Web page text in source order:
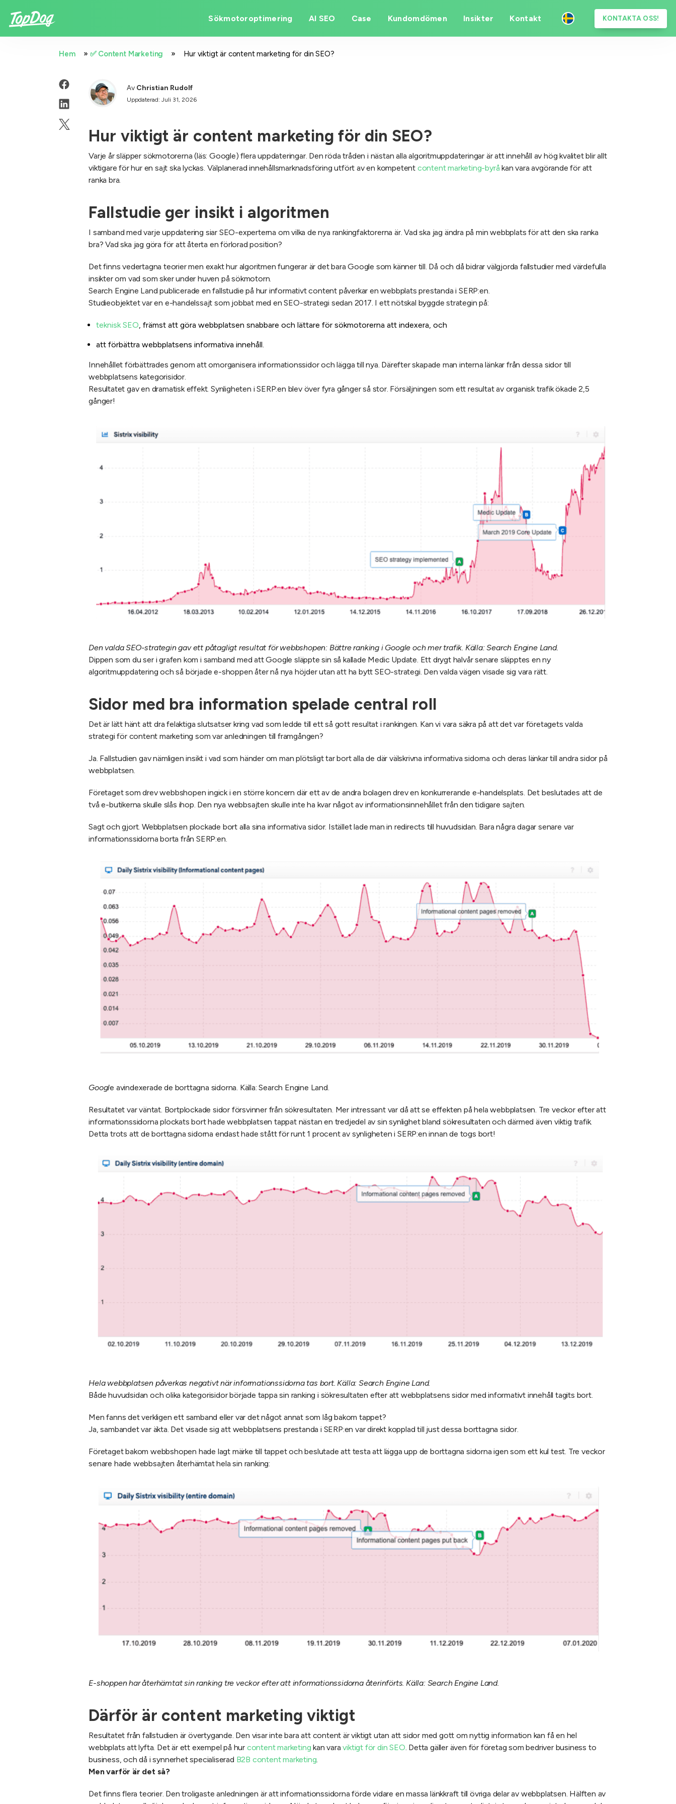
Sökmotoroptimering AI SEO Case Kundomdömen Insikter Kontakt KONTAKTA OSS!
Hem » ✅ Content Marketing » Hur viktigt är content marketing för din SEO?
Av Christian Rudolf
Uppdaterad: Juli 31, 2026
Hur viktigt är content marketing för din SEO?
Varje år släpper sökmotorerna (läs: Google) flera uppdateringar. Den röda tråden i nästan alla algoritmuppdateringar är att innehåll av hög kvalitet blir allt
viktigare för hur en sajt ska lyckas. Välplanerad innehållsmarknadsföring utfört av en kompetent content marketing-byrå kan vara avgörande för att
ranka bra.
Fallstudie ger insikt i algoritmen
I samband med varje uppdatering siar SEO-experterna om vilka de nya rankingfaktorerna är. Vad ska jag ändra på min webbplats för att den ska ranka
bra? Vad ska jag göra för att återta en förlorad position?
Det finns vedertagna teorier men exakt hur algoritmen fungerar är det bara Google som känner till. Då och då bidrar välgjorda fallstudier med värdefulla
insikter om vad som sker under huven på sökmotorn.
Search Engine Land publicerade en fallstudie på hur informativt content påverkar en webbplats prestanda i SERP:en.
Studieobjektet var en e-handelssajt som jobbat med en SEO-strategi sedan 2017. I ett nötskal byggde strategin på:
teknisk SEO, främst att göra webbplatsen snabbare och lättare för sökmotorerna att indexera, och
att förbättra webbplatsens informativa innehåll.
Innehållet förbättrades genom att omorganisera informationssidor och lägga till nya. Därefter skapade man interna länkar från dessa sidor till
webbplatsens kategorisidor.
Resultatet gav en dramatisk effekt. Synligheten i SERP:en blev över fyra gånger så stor. Försäljningen som ett resultat av organisk trafik ökade 2,5
gånger!
Den valda SEO-strategin gav ett påtagligt resultat för webbshopen: Bättre ranking i Google och mer trafik. Källa: Search Engine Land.
Dippen som du ser i grafen kom i samband med att Google släppte sin så kallade Medic Update. Ett drygt halvår senare släpptes en ny
algoritmuppdatering och så började e-shoppen åter nå nya höjder utan att ha bytt SEO-strategi. Den valda vägen visade sig vara rätt.
Sidor med bra information spelade central roll
Det är lätt hänt att dra felaktiga slutsatser kring vad som ledde till ett så gott resultat i rankingen. Kan vi vara säkra på att det var företagets valda
strategi för content marketing som var anledningen till framgången?
Ja. Fallstudien gav nämligen insikt i vad som händer om man plötsligt tar bort alla de där välskrivna informativa sidorna och deras länkar till andra sidor på
webbplatsen.
Företaget som drev webbshopen ingick i en större koncern där ett av de andra bolagen drev en konkurrerande e-handelsplats. Det beslutades att de
två e-butikerna skulle slås ihop. Den nya webbsajten skulle inte ha kvar något av informationsinnehållet från den tidigare sajten.
Sagt och gjort. Webbplatsen plockade bort alla sina informativa sidor. Istället lade man in redirects till huvudsidan. Bara några dagar senare var
informationssidorna borta från SERP:en.
Google avindexerade de borttagna sidorna. Källa: Search Engine Land.
Resultatet var väntat. Bortplockade sidor försvinner från sökresultaten. Mer intressant var då att se effekten på hela webbplatsen. Tre veckor efter att
informationssidorna plockats bort hade webbplatsen tappat nästan en tredjedel av sin synlighet bland sökresultaten och därmed även viktig trafik.
Detta trots att de borttagna sidorna endast hade stått för runt 1 procent av synligheten i SERP:en innan de togs bort!
Hela webbplatsen påverkas negativt när informationssidorna tas bort. Källa: Search Engine Land.
Både huvudsidan och olika kategorisidor började tappa sin ranking i sökresultaten efter att webbplatsens sidor med informativt innehåll tagits bort.
Men fanns det verkligen ett samband eller var det något annat som låg bakom tappet?
Ja, sambandet var äkta. Det visade sig att webbplatsens prestanda i SERP:en var direkt kopplad till just dessa borttagna sidor.
Företaget bakom webbshopen hade lagt märke till tappet och beslutade att testa att lägga upp de borttagna sidorna igen som ett kul test. Tre veckor
senare hade webbsajten återhämtat hela sin ranking:
E-shoppen har återhämtat sin ranking tre veckor efter att informationssidorna återinförts. Källa: Search Engine Land.
Därför är content marketing viktigt
Resultatet från fallstudien är övertygande. Den visar inte bara att content är viktigt utan att sidor med gott om nyttig information kan få en hel
webbplats att lyfta. Det är ett exempel på hur content marketing kan varaviktigt för din SEO. Detta gäller även för företag som bedriver business to
business, och då i synnerhet specialiserad B2B content marketing.
Men varför är det så?
Det finns flera teorier. Den troligaste anledningen är att informationssidorna förde vidare en massa länkkraft till övriga delar av webbplatsen. Hälften av